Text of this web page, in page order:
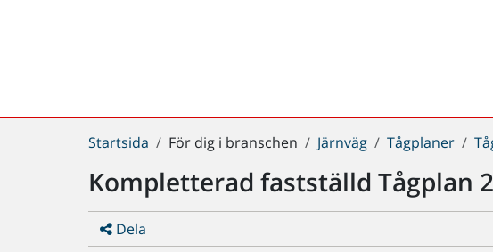
Du
här:
Startsida För dig i branschen Järnväg Tågplaner
Kompletterad fastställd Tågplan
Dela